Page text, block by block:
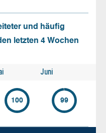
und häufig
letzten 4 Wochen
Juni
100 99